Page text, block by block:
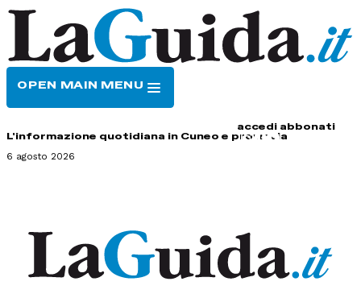
OPEN MAIN MENU
accedi abbonati
L'informazione quotidiana in Cuneo e provincia
6 agosto 2026